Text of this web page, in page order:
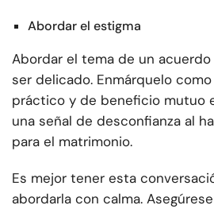
Abordar el estigma
Abordar el tema de un
ser delicado. Enmárquelo
práctico y de beneficio mutuo
una señal de desconfianza al
para el matrimonio.
Es mejor tener esta
abordarla con calma.